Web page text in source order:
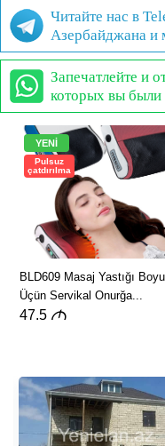
Читайте нас в
Азербайджана и
Запечатлейте и
которых вы были